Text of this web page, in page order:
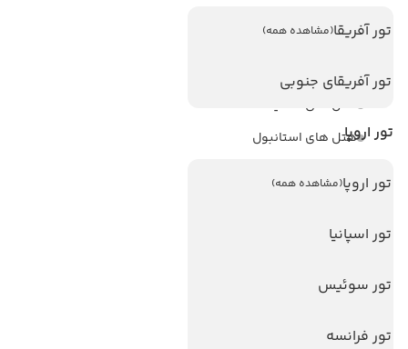
تور آفریقا(مشاهده همه)
تور آفریقای جنوبی
تور اروپا
تور اروپا(مشاهده همه)
تور اسپانیا
تور سوئیس
تور فرانسه
مجله گردشگری
هتل های پر بازدید
هتل های آنتالیا
هتل های استانبول
هتل های سریلانکا
تورهای پربازدید